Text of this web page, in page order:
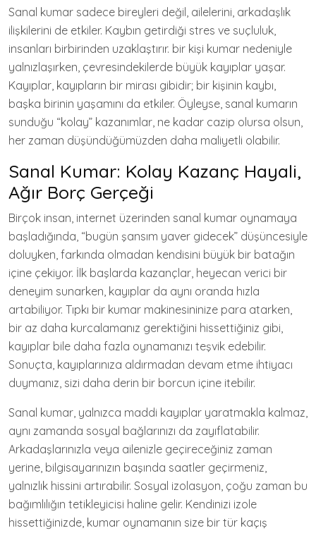
Sanal kumar sadece bireyleri değil, ailelerini, arkadaşlık
ilişkilerini de etkiler. Kaybın getirdiği stres ve suçluluk,
insanları birbirinden uzaklaştırır. bir kişi kumar nedeniyle
yalnızlaşırken, çevresindekilerde büyük kayıplar yaşar.
Kayıplar, kayıpların bir mirası gibidir; bir kişinin kaybı,
başka birinin yaşamını da etkiler. Öyleyse, sanal kumarın
sunduğu “kolay” kazanımlar, ne kadar cazip olursa olsun,
her zaman düşündüğümüzden daha maliyetli olabilir.
Sanal Kumar: Kolay Kazanç Hayali,
Ağır Borç Gerçeği
Birçok insan, internet üzerinden sanal kumar oynamaya
başladığında, “bugün şansım yaver gidecek” düşüncesiyle
doluyken, farkında olmadan kendisini büyük bir batağın
içine çekiyor. İlk başlarda kazançlar, heyecan verici bir
deneyim sunarken, kayıplar da aynı oranda hızla
artabiliyor. Tıpkı bir kumar makinesininize para atarken,
bir az daha kurcalamanız gerektiğini hissettiğiniz gibi,
kayıplar bile daha fazla oynamanızı teşvik edebilir.
Sonuçta, kayıplarınıza aldırmadan devam etme ihtiyacı
duymanız, sizi daha derin bir borcun içine itebilir.
Sanal kumar, yalnızca maddi kayıplar yaratmakla kalmaz,
aynı zamanda sosyal bağlarınızı da zayıflatabilir.
Arkadaşlarınızla veya ailenizle geçireceğiniz zaman
yerine, bilgisayarınızın başında saatler geçirmeniz,
yalnızlık hissini artırabilir. Sosyal izolasyon, çoğu zaman bu
bağımlılığın tetikleyicisi haline gelir. Kendinizi izole
hissettiğinizde, kumar oynamanın size bir tür kaçış